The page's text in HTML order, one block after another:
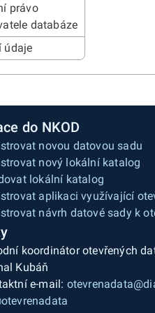
právo
databáze
údaje
do NKOD
novou datovou sadu
nový lokální katalog
lokální katalog
aplikaci využívající
návrh datové sady k
koordinátor otevřených
Kubáň
e-mail: